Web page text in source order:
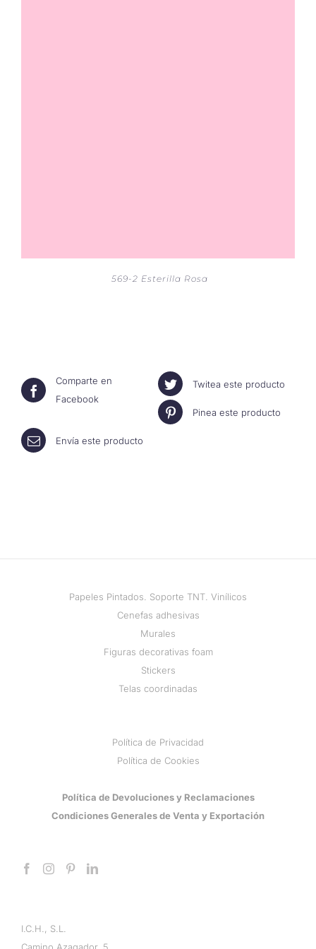
569-2 Esterilla Rosa
Comparte en
Facebook
Twitea este producto
Pinea este producto
Envía este producto
Papeles Pintados. Soporte TNT. Vinílicos
Cenefas adhesivas
Murales
Figuras decorativas foam
Stickers
Telas coordinadas
Política de Privacidad
Política de Cookies
Política de Devoluciones y Reclamaciones
Condiciones Generales de Venta y Exportación
I.C.H., S.L.